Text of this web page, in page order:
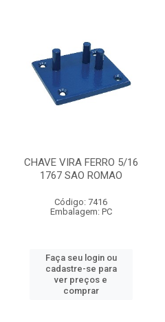
CHAVE VIRA FERRO 5/16
1767 SAO ROMAO
Código: 7416
Embalagem: PC
Faça seu login ou
cadastre-se para
ver preços e
comprar